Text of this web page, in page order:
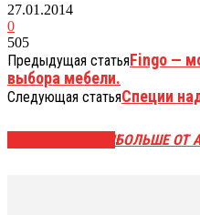
27.01.2014
0
505
Предыдущая статьяFingo —
выбора мебели.
Следующая статьяСпеции
БОЛЬШЕ ОТ